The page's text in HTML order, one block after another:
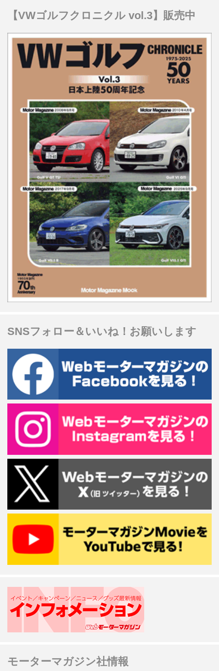
【VWゴルフクロニクル vol.3】販売中
SNSフォロー＆いいね！お願いします
モーターマガジン社情報